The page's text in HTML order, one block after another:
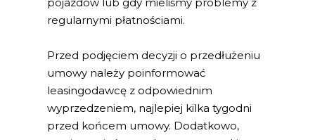
regularnymi płatnościami.
Przed podjęciem decyzji o przedłużeniu
umowy należy poinformować
leasingodawcę z odpowiednim
wyprzedzeniem, najlepiej kilka tygodni
przed końcem umowy. Dodatkowo,